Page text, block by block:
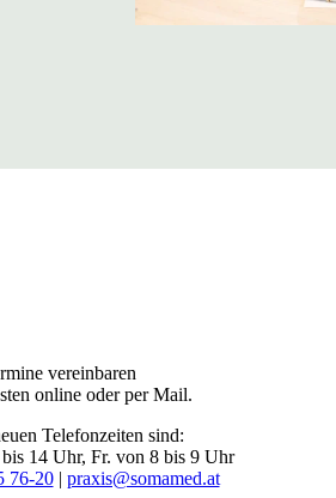
vereinbaren
online oder per Mail.
Telefonzeiten sind:
14 Uhr, Fr. von 8 bis 9 Uhr
76-20| praxis@somamed.at